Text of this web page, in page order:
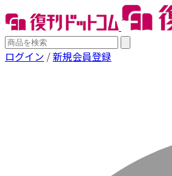
ログイン /新規会員登録